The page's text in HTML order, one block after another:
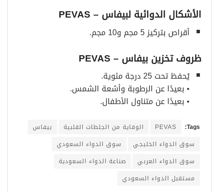
الأشكال الدوائية لبيفاس – PEVAS
أقراص بتركيز 5 مجم و10 مجم.
ظروف تخزين بيفاس – PEVAS
يُحفظ تحت 25 درجة مئوية.
• بعيدًا عن الرطوبة وأشعة الشمس.
• بعيدًا عن متناول الأطفال.
Tags:
PEVAS الوقاية من الجلطات القلبية
بيفاس
سوق الدواء الخليجي
سوق الدواء السعودي
سوق الدواء العربي
صناعة الدواء السعودية
مستقبل الدواء السعودي